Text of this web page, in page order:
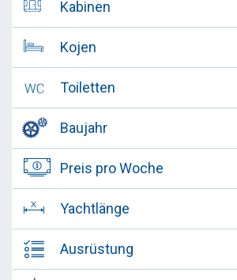
Kabinen
Kojen
Toiletten
Baujahr
Preis pro Woche
Yachtlänge
Ausrüstung